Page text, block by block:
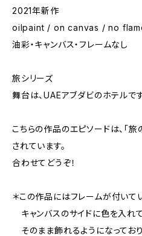
2021年新作
oilpaint / on canvas / no
油彩・キャンバス・フレームなし
旅シリーズ
舞台は、UAEアブダビのホテルです
こちらの作品のエピソードは、「
されています。
合わせてどうぞ！
＊この作品にはフレームが付いて
キャンバスのサイドに色を入れて
そのまま飾れるようになっており